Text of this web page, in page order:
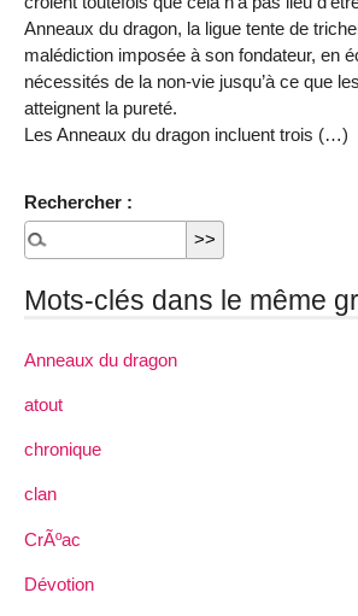
Anneaux du dragon, la ligue tente de
malédiction imposée à son fondateur, en
nécessités de la non-vie jusqu’à ce que
atteignent la pureté.
Les Anneaux du dragon incluent trois (…)
Rechercher :
Mots-clés dans le même
Anneaux du dragon
atout
chronique
clan
CrÃºac
Dévotion